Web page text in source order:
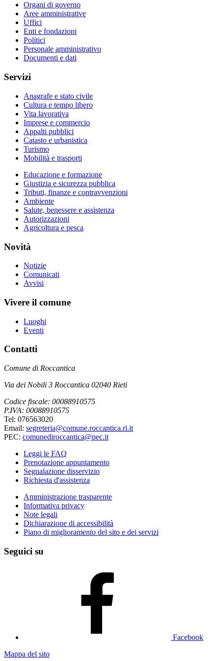
Organi di governo
Aree amministrative
Uffici
Enti e fondazioni
Politici
Personale amministrativo
Documenti e dati
Servizi
Anagrafe e stato civile
Cultura e tempo libero
Vita lavorativa
Imprese e commercio
Appalti pubblici
Catasto e urbanistica
Turismo
Mobilità e trasporti
Educazione e formazione
Giustizia e sicurezza pubblica
Tributi, finanze e contravvenzioni
Ambiente
Salute, benessere e assistenza
Autorizzazioni
Agricoltura e pesca
Novità
Notizie
Comunicati
Avvisi
Vivere il comune
Luoghi
Eventi
Contatti
Comune di Roccantica
Via dei Nobili 3 Roccantica 02040 Rieti
Codice fiscale: 00088910575
P.IVA: 00088910575
Tel: 076563020
Email: segreteria@comune.roccantica.ri.it
PEC: comunediroccantica@pec.it
Leggi le FAQ
Prenotazione appuntamento
Segnalazione disservizio
Richiesta d'assistenza
Amministrazione trasparente
Informativa privacy
Note legali
Dichiarazione di accessibilità
Piano di miglioramento del sito e dei servizi
Seguici su
Facebook
Mappa del sito